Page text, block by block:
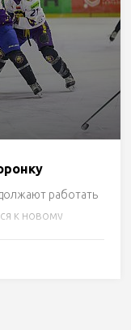
работать
к новому